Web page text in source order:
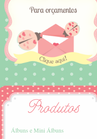
Álbuns e Mini Álbuns